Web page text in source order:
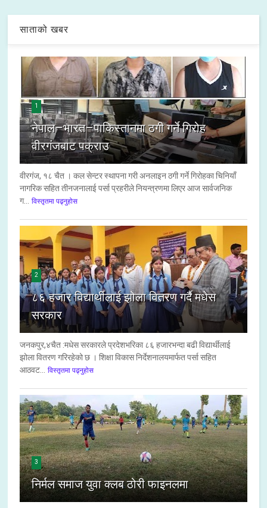
साताको खबर
1
नेपाल–भारत–पाकिस्तानमा ठगी गर्ने गिरोह
वीरगंजबाट पक्राउ
वीरगंज, १८ चैत । कल सेन्टर स्थापना गरी अनलाइन ठगी गर्ने गिरोहका चिनियाँ
नागरिक सहित तीनजनालाई पर्सा प्रहरीले नियन्त्रणमा लिएर आज सार्वजनिक
ग...
विस्तृतमा पढ्नुहोस
2
८६ हजार विद्यार्थीलाई झोला वितरण गर्दै मधेस
सरकार
जनकपुर,४चैत :मधेस सरकारले प्रदेशभरिका ८६ हजारभन्दा बढी विद्यार्थीलाई
झोला वितरण गरिरहेको छ । शिक्षा विकास निर्देशनालयमार्फत पर्सा सहित
आठवट...
विस्तृतमा पढ्नुहोस
3
निर्मल समाज युवा क्लब ठोरी फाइनलमा